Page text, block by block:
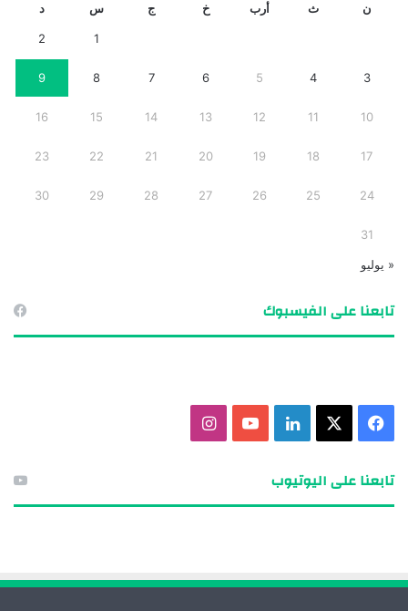
ن ث أرب خ ج س د
1
2
3
4
5
6
7
8
9
10
11
12
13
14
15
16
17
18
19
20
21
22
23
24
25
26
27
28
29
30
31
« يوليو
تابعنا على الفيسبوك
تابعنا على اليوتيوب